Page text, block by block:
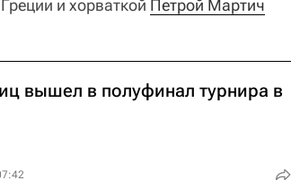
и хорваткой Петрой Мартич
вышел в полуфинал турнира в